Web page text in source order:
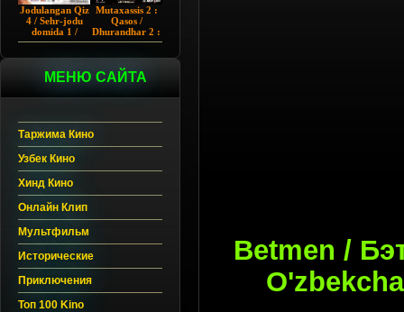
Jodulangan Qiz
4 / Sehr-jodu
domida 1 /
Egallangan 1 /
Hind kino
Uzbek tilida
Mutaxassis 2 :
Qasos /
Dhurandhar 2 :
Intiqom 2026
МЕНЮ САЙТА
Таржима Кино
Узбек Кино
Хинд Кино
Онлайн Клип
Мультфильм
Исторические
Приключения
Топ 100 Kino
Betmen /